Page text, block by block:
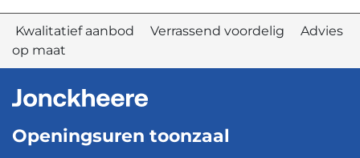
Kwalitatief aanbod Verrassend voordelig Advies
op maat
Openingsuren toonzaal